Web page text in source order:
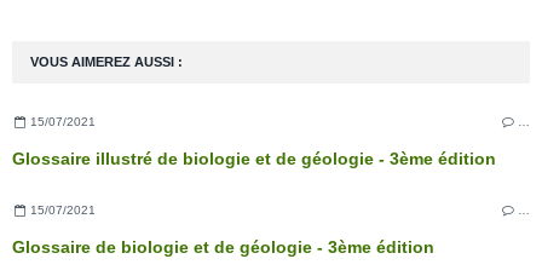
VOUS AIMEREZ AUSSI :
15/07/2021
Glossaire illustré de biologie et de géologie - 3ème édition
15/07/2021 …
Glossaire de biologie et de géologie - 3ème édition